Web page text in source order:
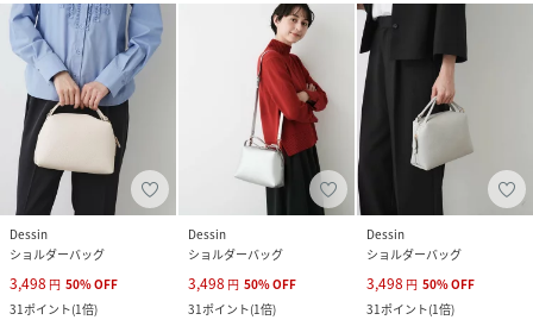
Dessin
ショルダーバッグ
3,498 円 50%OFF
31ポイント(1倍)
Dessin
ショルダーバッグ
3,498 円 50%OFF
31ポイント(1倍)
Dessin
ショルダーバッグ
3,498 円 50%OFF
31ポイント(1倍)